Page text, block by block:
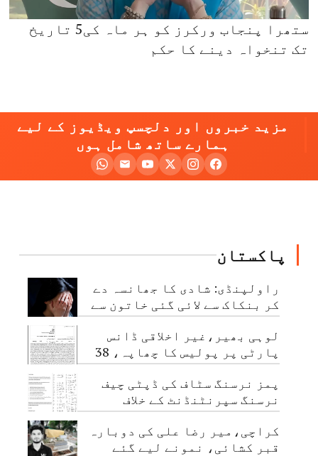
ستھرا پنجاب ورکرز کو ہر ماہ کی5 تاریخ
تک تنخواہ دینے کا حکم
مزید خبروں اور دلچسپ ویڈیوز کے لیے
ہمارے ساتھ شامل ہوں
پاکستان
راولپنڈی: شادی کا جھانسہ دے
کر بنکاک سے لائی گئی خاتون سے
مبینہ زیادتی، ملزم گرفتار
لوہی بھیر،غیر اخلاقی ڈانس
پارٹی پر پولیس کا چھاپہ، 38
نوجوان گرفتار
پمز نرسنگ سٹاف کی ڈپٹی چیف
نرسنگ سپرنٹنڈنٹ کے خلاف
اجتماعی شکایت
کراچی،میر رضا علی کی دوبارہ
قبر کشائی، نمونے لیے گئے